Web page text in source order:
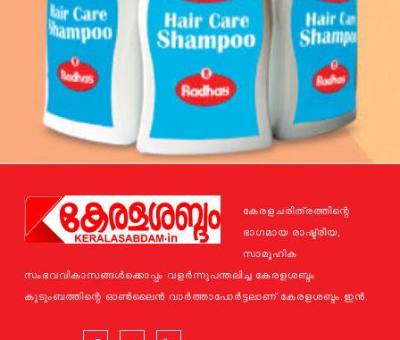
കേരളചരിത്രത്തിന്റെ
ഭാഗമായ രാഷ്ട്രീയ,
സാമൂഹിക
സംഭവവികാസങ്ങള്‍ക്കൊപ്പം വളര്‍ന്നുപന്തലിച്ച കേരളശബ്ദം
കുടുംബത്തിന്റെ ഓണ്‍ലൈന്‍ വാര്‍ത്താപോര്‍ട്ടലാണ് കേരളശബ്ദം.ഇന്‍.